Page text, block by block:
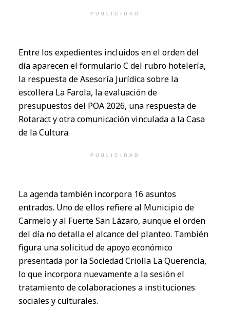
PUBLICIDAD
Entre los expedientes incluidos en el orden del
día aparecen el formulario C del rubro hotelería,
la respuesta de Asesoría Jurídica sobre la
escollera La Farola, la evaluación de
presupuestos del POA 2026, una respuesta de
Rotaract y otra comunicación vinculada a la Casa
de la Cultura.
PUBLICIDAD
La agenda también incorpora 16 asuntos
entrados. Uno de ellos refiere al Municipio de
Carmelo y al Fuerte San Lázaro, aunque el orden
del día no detalla el alcance del planteo. También
figura una solicitud de apoyo económico
presentada por la Sociedad Criolla La Querencia,
lo que incorpora nuevamente a la sesión el
tratamiento de colaboraciones a instituciones
sociales y culturales.